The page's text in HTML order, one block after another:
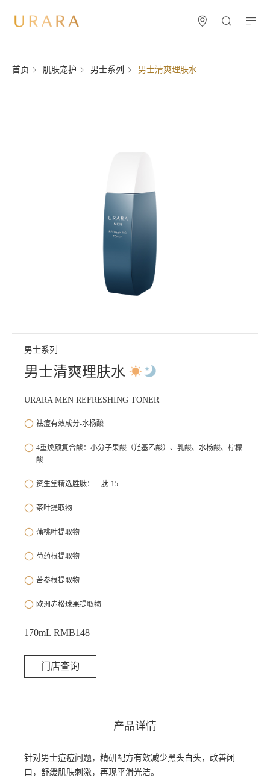
首页 肌肤宠护 男士系列 男士清爽理肤水
男士系列
男士清爽理肤水
URARA MEN REFRESHING TONER
祛痘有效成分-水杨酸
4重焕颜复合酸：小分子果酸（羟基乙酸）、乳酸、水杨酸、柠檬
酸
资生堂精选胜肽：二肽-15
茶叶提取物
蒲桃叶提取物
芍药根提取物
苦参根提取物
欧洲赤松球果提取物
170mL RMB148
门店查询
产品详情
针对男士痘痘问题，精研配方有效减少黑头白头，改善闭
口，舒缓肌肤刺激，再现平滑光洁。